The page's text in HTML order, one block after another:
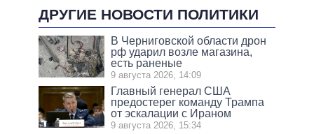
ДРУГИЕ НОВОСТИ ПОЛИТИКИ
В Черниговской области дрон
рф ударил возле магазина,
есть раненые
9 августа 2026, 14:09
Главный генерал США
предостерег команду Трампа
от эскалации с Ираном
9 августа 2026, 15:34